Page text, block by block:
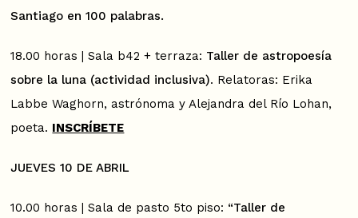
Santiago en 100 palabras.
18.00 horas | Sala b42 + terraza: Taller de astropoesía
sobre la luna (actividad inclusiva). Relatoras: Erika
Labbe Waghorn, astrónoma y Alejandra del Río Lohan,
poeta. INSCRÍBETE
JUEVES 10 DE ABRIL
10.00 horas | Sala de pasto 5to piso: “Taller de